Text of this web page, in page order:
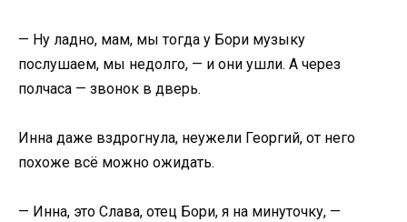
— Ну ладно, мам, мы тогда у Бори музыку
послушаем, мы недолго, — и они ушли. А через
полчаса — звонок в дверь.
Инна даже вздрогнула, неужели Георгий, от него
похоже всё можно ожидать.
— Инна, это Слава, отец Бори, я на минуточку, —